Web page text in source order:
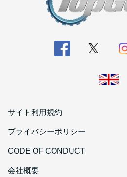
サイト利用規約
プライバシーポリシー
CODE OF CONDUCT
会社概要